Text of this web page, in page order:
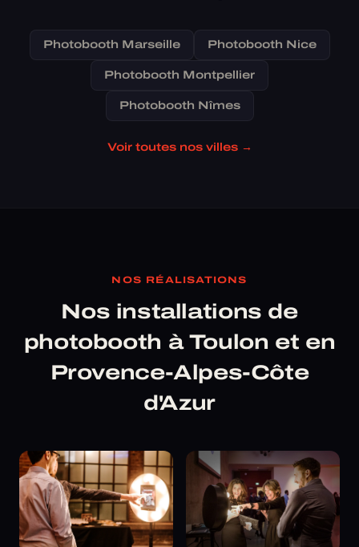
Photobooth Marseille Photobooth Nice
Photobooth Montpellier
Photobooth Nîmes
Voir toutes nos villes →
NOS RÉALISATIONS
Nos installations de
photobooth à Toulon et en
Provence-Alpes-Côte
d'Azur